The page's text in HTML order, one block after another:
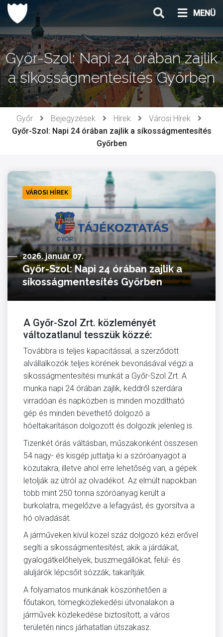
Ugrás
tartalomhoz
MENÜ
Győr-Szol: Napi 24 órában zajlik
a síkosságmentesítés Győrben
Győr Bejegyzések Hírek
Városi Hírek
Győr-Szol: Napi 24 órában zajlik a síkosságmentesítés
Győrben
VÁROSI HÍREK
2026. január 07.
Győr-Szol: Napi 24 órában zajlik a
síkosságmentesítés Győrben
A Győr-Szol Zrt. közleményét
változatlanul tesszük közzé:
Továbbra is teljes kapacitással, a szerződött
alvállalkozók teljes körének bevonásával végzi a
síkosságmentesítési munkát a Győr-Szol Zrt. A
munka napi 24 órában zajlik, keddről szerdára
virradóan és napközben is minden mozdítható
gép és minden bevethető dolgozó a
hóeltakarításon dolgozott és dolgozik jelenleg is.
Tizenkét órás váltásban, műszakonként összesen
54 nagy- és kisgép juttatja ki a szóróanyagot a
közutakra, illetve ahol erre lehetőség van, a gépek
letolják az útról az olvadékot. Az elmúlt napokban
több mint 250 tonna szóróanyag került a
burkolatra, megelőzve a lefagyást, és gyorsítva a
hó olvadását.
A járműveken kívül közel száz dolgozó kézi erővel
segíti a síkosságmentesítést, akik a járdákat,
gyalogátkelőhelyek, buszmegállókat, felül- és
aluljárók lépcsőit sózzák, takarítják.
A folyamatos munkának köszönhetően a
főutakon, tömegközlekedési útvonalakon a
járművek közlekedése biztosított, a város
területén nincs járhatatlan útszakasz.